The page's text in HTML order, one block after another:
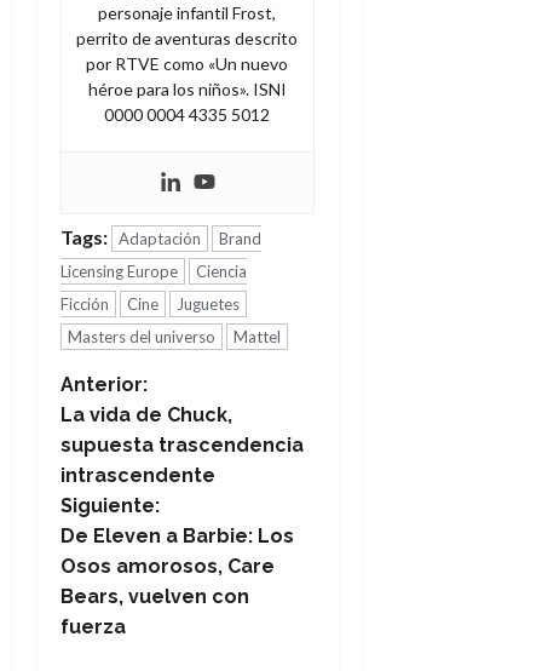
personaje infantil Frost,
perrito de aventuras descrito
por RTVE como «Un nuevo
héroe para los niños». ISNI
0000 0004 4335 5012
Tags: Adaptación
Brand
Licensing Europe
Ciencia
Ficción
Cine
Juguetes
Masters del universo
Mattel
N
a
v
e
g
a
Anterior:
La vida de Chuck,
supuesta trascendencia
intrascendente
Siguiente:
De Eleven a Barbie: Los
Osos amorosos, Care
Bears, vuelven con
fuerza